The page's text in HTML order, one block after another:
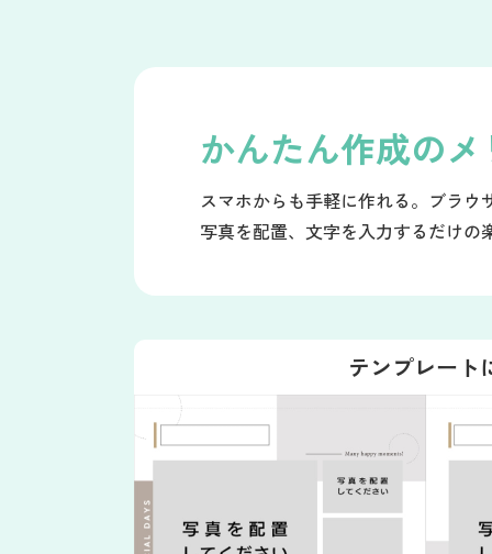
かんたん作成の
スマホからも手軽に作れる。ブラウ
写真を配置、文字を入力するだけの
テンプレート